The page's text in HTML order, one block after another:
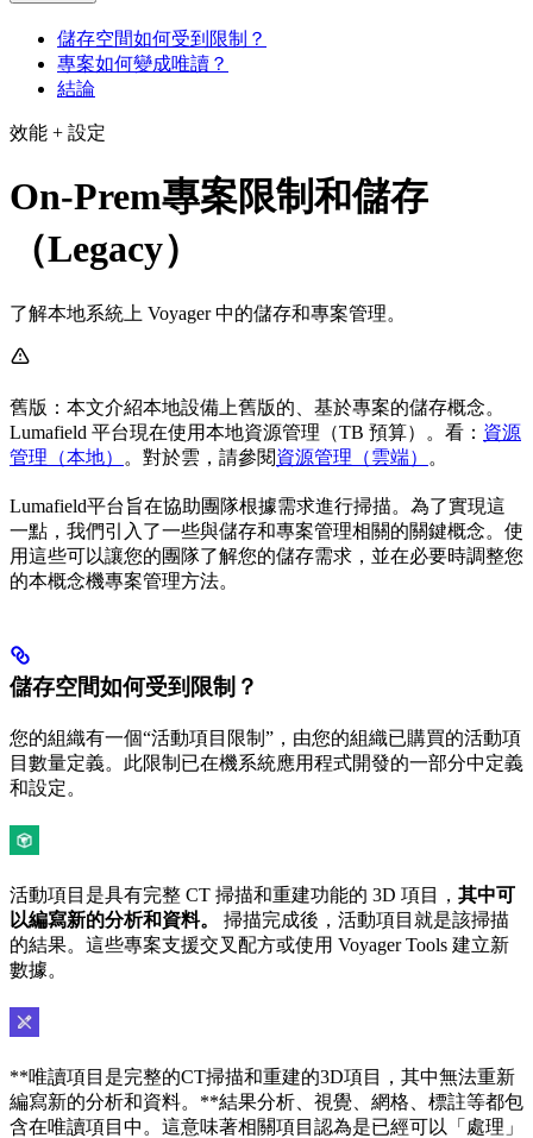
儲存空間如何受到限制？
專案如何變成唯讀？
結論
效能 + 設定
On-Prem專案限制和儲存
（Legacy）
了解本地系統上 Voyager 中的儲存和專案管理。
舊版：本文介紹本地設備上舊版的、基於專案的儲存概念。
Lumafield 平台現在使用本地資源管理（TB 預算）。看： 資源
管理（本地）
。對於雲，請參閱資源管理（雲端） 。
Lumafield平台旨在協助團隊根據需求進行掃描。為了實現這
一點，我們引入了一些與儲存和專案管理相關的關鍵概念。使
用這些可以讓您的團隊了解您的儲存需求，並在必要時調整您
的本概念機專案管理方法。
儲存空間如何受到限制？
您的組織有一個“活動項目限制”，由您的組織已購買的活動項
目數量定義。此限制已在機系統應用程式開發的一部分中定義
和設定。
活動項目是具有完整 CT 掃描和重建功能的 3D 項目， 其中可
以編寫新的分析和資料。
掃描完成後，活動項目就是該掃描
的結果。這些專案支援交叉配方或使用 Voyager Tools 建立新
數據。
**唯讀項目是完整的CT掃描和重建的3D項目，其中無法重新
編寫新的分析和資料。**結果分析、視覺、網格、標註等都包
含在唯讀項目中。這意味著相關項目認為是已經可以「處理」